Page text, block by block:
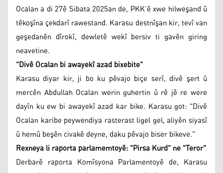
Ocalan a di 27ê Sibata 2025an de, PKK’ê xwe hilweşand û
têkoşîna çekdarî rawestand. Karasu destnîşan kir, tevî van
geşedanên dîrokî, dewletê wekî bersiv ti gavên giring
neavetine.
"Divê Ocalan bi awayekî azad bixebite"
Karasu diyar kir, ji bo ku pêvajo biçe serî, divê şert û
mercên Abdullah Ocalan werin guhertin û rê jê re were
dayîn ku ew bi awayekî azad kar bike. Karasu got: "Divê
Ocalan karibe peywendiya rasterast ligel gel, aliyên siyasî
û hemû beşên civakê deyne, daku pêvajo biser bikeve."
Rexneya li raporta parlamemtoyê: "Pirsa Kurd" ne "Teror"
Derbarê raporta Komîsyona Parlamentoyê de, Karasu